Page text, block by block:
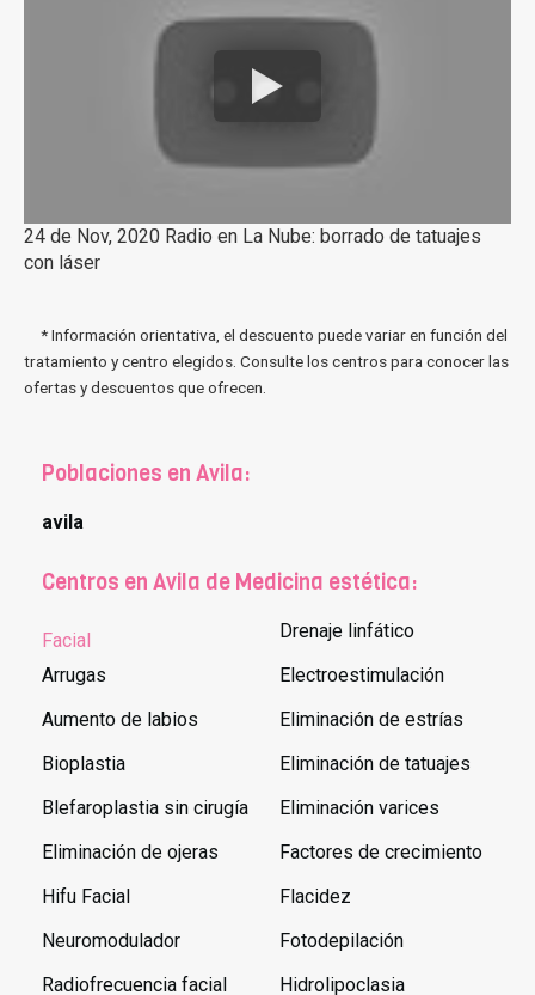
24 de Nov, 2020 Radio en La Nube: borrado de tatuajes
con láser
* Información orientativa, el descuento puede variar en función del
tratamiento y centro elegidos. Consulte los centros para conocer las
ofertas y descuentos que ofrecen.
Poblaciones en Avila:
avila
Centros en Avila de Medicina estética:
Facial
Arrugas
Aumento de labios
Bioplastia
Blefaroplastia sin cirugía
Eliminación de ojeras
Hifu Facial
Neuromodulador
Radiofrecuencia facial
Drenaje linfático
Electroestimulación
Eliminación de estrías
Eliminación de tatuajes
Eliminación varices
Factores de crecimiento
Flacidez
Fotodepilación
Hidrolipoclasia